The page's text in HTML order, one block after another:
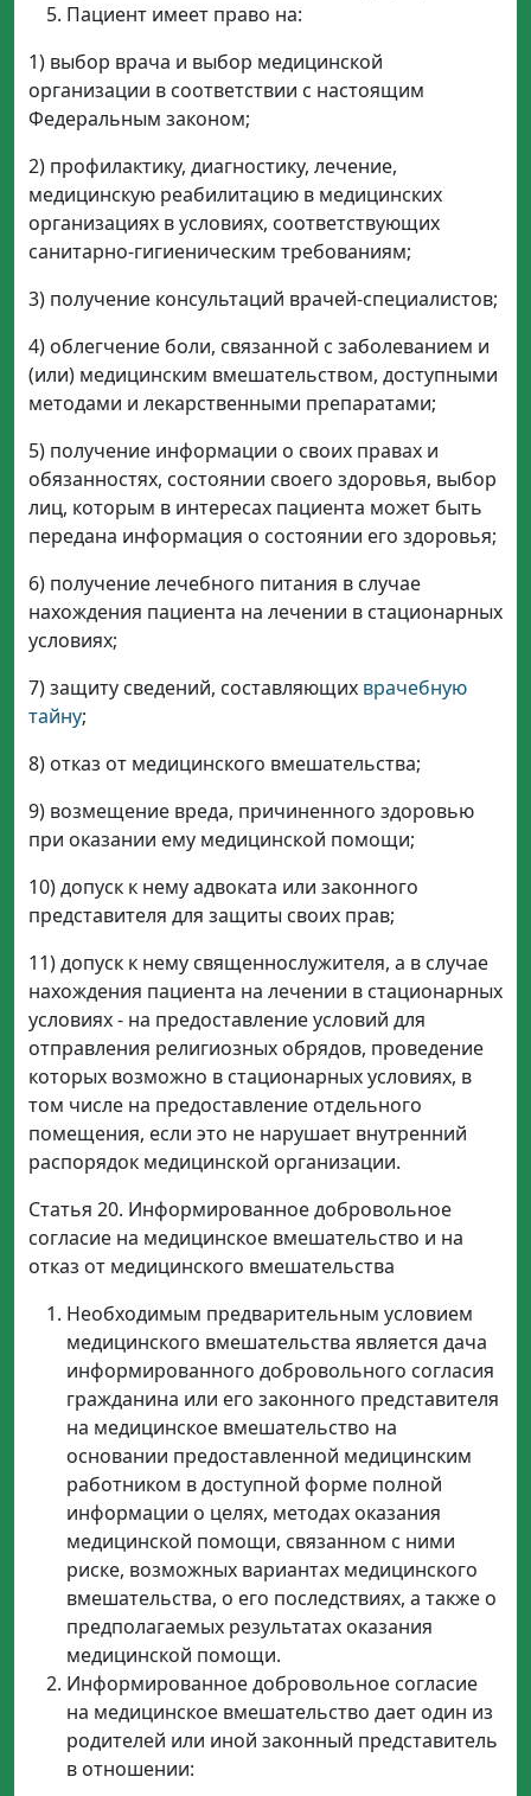
Пациент имеет право на:
1) выбор врача и выбор медицинской
организации в соответствии с настоящим
Федеральным законом;
2) профилактику, диагностику, лечение,
медицинскую реабилитацию в медицинских
организациях в условиях, соответствующих
санитарно-гигиеническим требованиям;
3) получение консультаций врачей-специалистов;
4) облегчение боли, связанной с заболеванием и
(или) медицинским вмешательством, доступными
методами и лекарственными препаратами;
5) получение информации о своих правах и
обязанностях, состоянии своего здоровья, выбор
лиц, которым в интересах пациента может быть
передана информация о состоянии его здоровья;
6) получение лечебного питания в случае
нахождения пациента на лечении в стационарных
условиях;
7) защиту сведений, составляющих врачебную
тайну;
8) отказ от медицинского вмешательства;
9) возмещение вреда, причиненного здоровью
при оказании ему медицинской помощи;
10) допуск к нему адвоката или законного
представителя для защиты своих прав;
11) допуск к нему священнослужителя, а в случае
нахождения пациента на лечении в стационарных
условиях - на предоставление условий для
отправления религиозных обрядов, проведение
которых возможно в стационарных условиях, в
том числе на предоставление отдельного
помещения, если это не нарушает внутренний
распорядок медицинской организации.
Статья 20. Информированное добровольное
согласие на медицинское вмешательство и на
отказ от медицинского вмешательства
Необходимым предварительным условием
медицинского вмешательства является дача
информированного добровольного согласия
гражданина или его законного представителя
на медицинское вмешательство на
основании предоставленной медицинским
работником в доступной форме полной
информации о целях, методах оказания
медицинской помощи, связанном с ними
риске, возможных вариантах медицинского
вмешательства, о его последствиях, а также о
предполагаемых результатах оказания
медицинской помощи.
Информированное добровольное согласие
на медицинское вмешательство дает один из
родителей или иной законный представитель
в отношении: